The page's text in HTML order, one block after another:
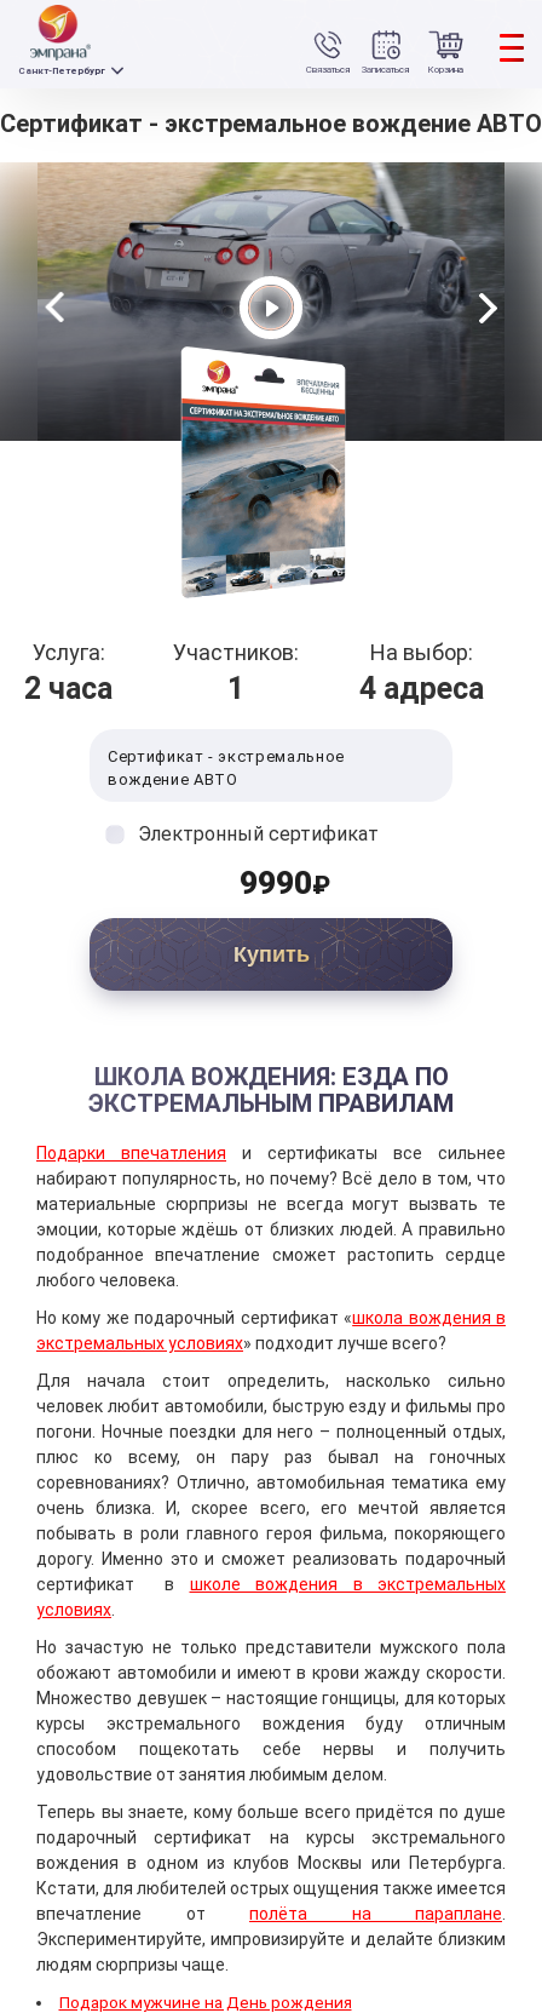
Связаться
Санкт-Петербург Записаться Корзина
Сертификат - экстремальное вождение АВТО
Услуга:
2 часа
Участников:
1
На выбор:
4 адреса
Сертификат - экстремальное
вождение АВТО
9990₽
Купить
Электронный сертификат
ШКОЛА ВОЖДЕНИЯ: ЕЗДА ПО
ЭКСТРЕМАЛЬНЫМ ПРАВИЛАМ
Подарки впечатления и сертификаты все сильнее
набирают популярность, но почему? Всё дело в том, что
материальные сюрпризы не всегда могут вызвать те
эмоции, которые ждёшь от близких людей. А правильно
подобранное впечатление сможет растопить сердце
любого человека.
Но кому же подарочный сертификат «школа вождения в
экстремальных условиях» подходит лучше всего?
Для начала стоит определить, насколько сильно
человек любит автомобили, быструю езду и фильмы про
погони. Ночные поездки для него – полноценный отдых,
плюс ко всему, он пару раз бывал на гоночных
соревнованиях? Отлично, автомобильная тематика ему
очень близка. И, скорее всего, его мечтой является
побывать в роли главного героя фильма, покоряющего
дорогу. Именно это и сможет реализовать подарочный
сертификат в школе вождения в экстремальных
условиях
Но зачастую не только представители мужского пола
обожают автомобили и имеют в крови жажду скорости.
Множество девушек – настоящие гонщицы, для которых
курсы экстремального вождения буду отличным
способом пощекотать себе нервы и получить
удовольствие от занятия любимым делом.
Теперь вы знаете, кому больше всего придётся по душе
подарочный сертификат на курсы экстремального
вождения в одном из клубов Москвы или Петербурга.
Кстати, для любителей острых ощущения также имеется
впечатление от полёта на параплане
Экспериментируйте, импровизируйте и делайте близким
людям сюрпризы чаще.
Подарок мужчине на День рождения